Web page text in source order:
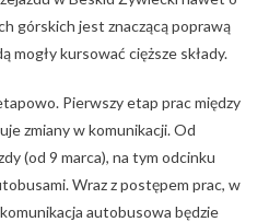
górskich jest znaczącą poprawą
mogły kursować cięższe składy.
Pierwszy etap prac między
zmiany w komunikacji. Od
(od 9 marca), na tym odcinku
Wraz z postępem prac, w
autobusowa będzie